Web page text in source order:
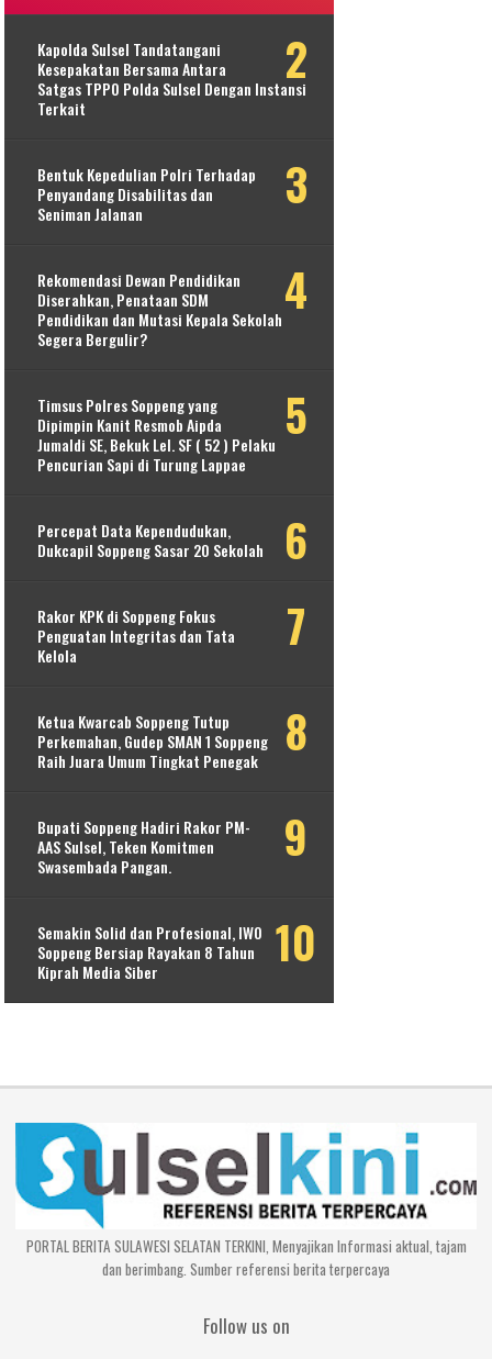
Kapolda Sulsel Tandatangani
Kesepakatan Bersama Antara
Satgas TPPO Polda Sulsel Dengan Instansi
Terkait
Bentuk Kepedulian Polri Terhadap
Penyandang Disabilitas dan
Seniman Jalanan
Rekomendasi Dewan Pendidikan
Diserahkan, Penataan SDM
Pendidikan dan Mutasi Kepala Sekolah
Segera Bergulir?
Timsus Polres Soppeng yang
Dipimpin Kanit Resmob Aipda
Jumaldi SE, Bekuk Lel. SF ( 52 ) Pelaku
Pencurian Sapi di Turung Lappae
Percepat Data Kependudukan,
Dukcapil Soppeng Sasar 20 Sekolah
Rakor KPK di Soppeng Fokus
Penguatan Integritas dan Tata
Kelola
Ketua Kwarcab Soppeng Tutup
Perkemahan, Gudep SMAN 1 Soppeng
Raih Juara Umum Tingkat Penegak
Bupati Soppeng Hadiri Rakor PM-
AAS Sulsel, Teken Komitmen
Swasembada Pangan.
Semakin Solid dan Profesional, IWO
Soppeng Bersiap Rayakan 8 Tahun
Kiprah Media Siber
PORTAL BERITA SULAWESI SELATAN TERKINI, Menyajikan Informasi aktual, tajam
dan berimbang. Sumber referensi berita terpercaya
Follow us on